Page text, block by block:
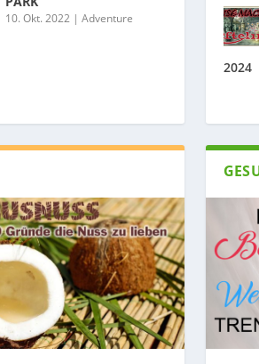
10. Okt. 2022| Adventure
2024